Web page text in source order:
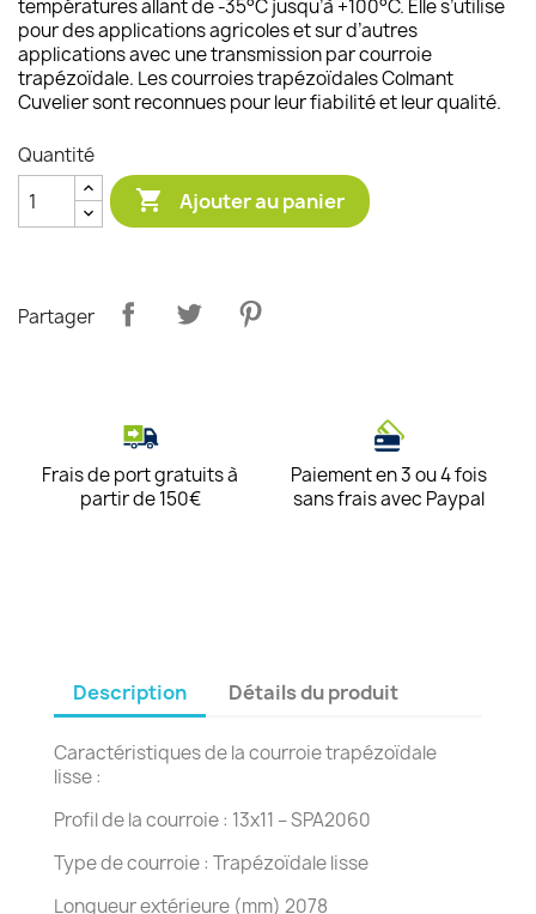
températures allant de -35°C jusqu’à +100°C. Elle s’utilise
pour des applications agricoles et sur d’autres
applications avec une transmission par courroie
trapézoïdale. Les courroies trapézoïdales Colmant
Cuvelier sont reconnues pour leur fiabilité et leur qualité.
Quantité
 Ajouter au panier
Partager
Frais de port gratuits à
partir de 150€
Paiement en 3 ou 4 fois
sans frais avec Paypal
Description Détails du produit
Caractéristiques de la courroie trapézoïdale
lisse :
Profil de la courroie : 13x11 – SPA2060
Type de courroie : Trapézoïdale lisse
Longueur extérieure (mm) 2078